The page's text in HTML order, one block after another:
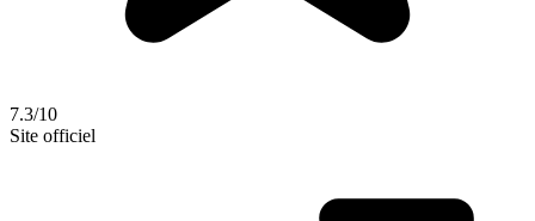
7.3/10
Site officiel